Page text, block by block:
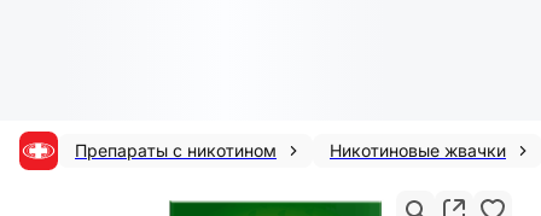
Препараты с никотином Никотиновые жвачки